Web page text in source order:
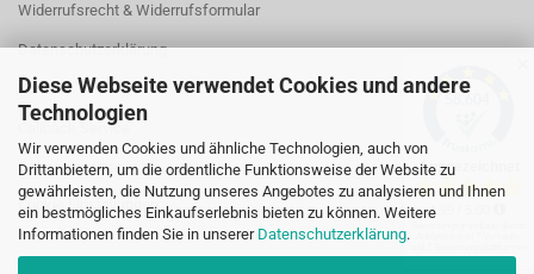
Diese Webseite verwendet Cookies und andere
Technologien
Wir verwenden Cookies und ähnliche Technologien, auch von
Drittanbietern, um die ordentliche Funktionsweise der Website zu
gewährleisten, die Nutzung unseres Angebotes zu analysieren und Ihnen
ein bestmögliches Einkaufserlebnis bieten zu können. Weitere
Informationen finden Sie in unserer Datenschutzerklärung.
Widerrufsrecht & Widerrufsformular
Datenschutzerklärung
Kontakt
Callback Service
Öffnungszeiten
Cookie Einstellungen